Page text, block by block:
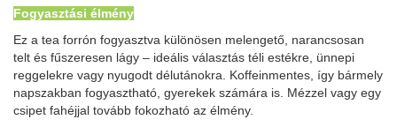
Fogyasztási élmény
Ez a tea forrón fogyasztva különösen melengető, narancsosan
telt és fűszeresen lágy – ideális választás téli estékre, ünnepi
reggelekre vagy nyugodt délutánokra. Koffeinmentes, így bármely
napszakban fogyasztható, gyerekek számára is. Mézzel vagy egy
csipet fahéjjal tovább fokozható az élmény.